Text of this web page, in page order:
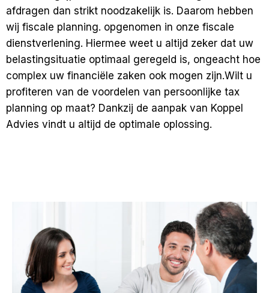
afdragen dan strikt noodzakelijk is. Daarom hebben
wij fiscale planning. opgenomen in onze fiscale
dienstverlening. Hiermee weet u altijd zeker dat uw
belastingsituatie optimaal geregeld is, ongeacht hoe
complex uw financiële zaken ook mogen zijn.Wilt u
profiteren van de voordelen van persoonlijke tax
planning op maat? Dankzij de aanpak van Koppel
Advies vindt u altijd de optimale oplossing.